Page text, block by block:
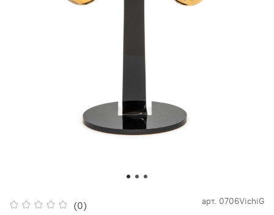
(0) арт. 0706VichiG